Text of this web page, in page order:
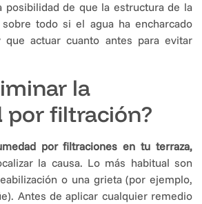
posibilidad de que la estructura de la
todo si el agua ha encharcado
que actuar cuanto antes para evitar
la
por filtración?
por filtraciones en tu terraza,
la causa. Lo más habitual son
o una grieta (por ejemplo,
Antes de aplicar cualquier remedio